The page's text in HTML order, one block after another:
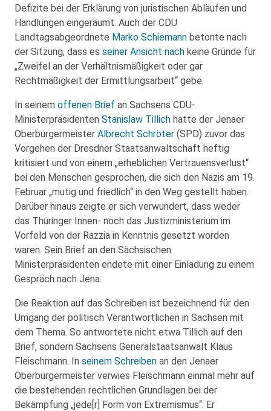
Defizite bei der Erklärung von juristischen Abläufen und
Handlungen eingeräumt. Auch der CDU
Landtagsabgeordnete Marko Schiemann betonte nach
der Sitzung, dass es seiner Ansicht nach keine Gründe für
„Zweifel an der Verhältnismäßigkeit oder gar
Rechtmäßigkeit der Ermittlungsarbeit“ gebe.
In seinem offenen Brief an Sachsens CDU-
Ministerpräsidenten Stanislaw Tillich hatte der Jenaer
Oberbürgermeister Albrecht Schröter (SPD) zuvor das
Vorgehen der Dresdner Staatsanwaltschaft heftig
kritisiert und von einem „erheblichen Vertrauensverlust“
bei den Menschen gesprochen, die sich den Nazis am 19.
Februar „mutig und friedlich“ in den Weg gestellt haben.
Darüber hinaus zeigte er sich verwundert, dass weder
das Thüringer Innen- noch das Justizministerium im
Vorfeld von der Razzia in Kenntnis gesetzt worden
waren. Sein Brief an den Sächsischen
Ministerpräsidenten endete mit einer Einladung zu einem
Gespräch nach Jena.
Die Reaktion auf das Schreiben ist bezeichnend für den
Umgang der politisch Verantwortlichen in Sachsen mit
dem Thema. So antwortete nicht etwa Tillich auf den
Brief, sondern Sachsens Generalstaatsanwalt Klaus
Fleischmann. In seinem Schreiben an den Jenaer
Oberbürgermeister verwies Fleischmann einmal mehr auf
die bestehenden rechtlichen Grundlagen bei der
Bekämpfung „jede[r] Form von Extremismus“. Er